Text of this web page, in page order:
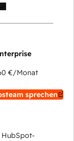
€/Monat
sprechen
HubSpot-